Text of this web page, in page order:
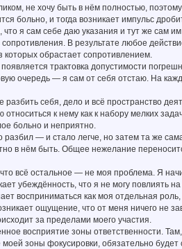
не хочу быть в нём полностью,
больно, и тогда возникает импульс
я сам себе даю указания и тут же сам
В результате любое
обрастает сопротивлением.
трактовка допустимости
очередь — я сам от себя отстаю. На
разбить себя, дело и всё пространство
к нему как к набору мелких
больно и неприятно.
разбил — и стало легче, но затем та же
в нём быть. Общее нежелание
всё остальное — не моя проблема. Я
убеждённость, что я не могу повлиять
восприниматься как моя отдельная
ощущение, что от меня ничего не
за пределами моего участия.
восприятие зоны ответственности.
моей зоны фокусировки, обязательно